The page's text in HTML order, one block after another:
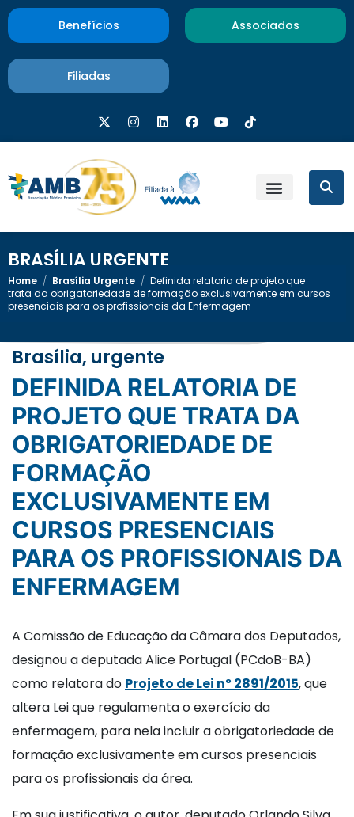
Benefícios Associados
Filiadas
BRASÍLIA URGENTE
Home / Brasília Urgente / Definida relatoria de projeto que
trata da obrigatoriedade de formação exclusivamente em cursos
presenciais para os profissionais da Enfermagem
Brasília, urgente
DEFINIDA RELATORIA DE
PROJETO QUE TRATA DA
OBRIGATORIEDADE DE
FORMAÇÃO
EXCLUSIVAMENTE EM
CURSOS PRESENCIAIS
PARA OS PROFISSIONAIS DA
ENFERMAGEM
A Comissão de Educação da Câmara dos Deputados,
designou a deputada Alice Portugal (PCdoB-BA)
como relatora do Projeto de Lei nº 2891/2015, que
altera Lei que regulamenta o exercício da
enfermagem, para nela incluir a obrigatoriedade de
formação exclusivamente em cursos presenciais
para os profissionais da área.